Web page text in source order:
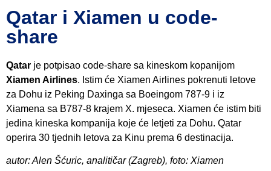
Qatar i Xiamen u code-
share
Qatar je potpisao code-share sa kineskom kopanijom
Xiamen Airlines. Istim će Xiamen Airlines pokrenuti letove
za Dohu iz Peking Daxinga sa Boeingom 787-9 i iz
Xiamena sa B787-8 krajem X. mjeseca. Xiamen će istim biti
jedina kineska kompanija koje će letjeti za Dohu. Qatar
operira 30 tjednih letova za Kinu prema 6 destinacija.
autor: Alen Šćuric, analitičar (Zagreb), foto: Xiamen